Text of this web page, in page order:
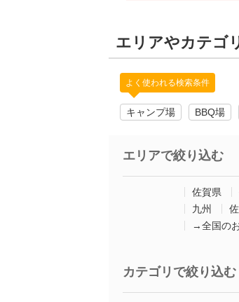
エリアやカテゴ
よく使われる検索条件
キャンプ場 BBQ場
エリアで絞り込む
佐賀県
九州
→全国の
カテゴリで絞り込む